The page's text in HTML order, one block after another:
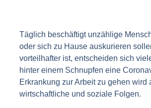
Täglich beschäftigt unzählige
oder sich zu Hause auskurieren
vorteilhafter ist, entscheiden sich
hinter einem Schnupfen eine
Erkrankung zur Arbeit zu gehen
wirtschaftliche und soziale Folgen.